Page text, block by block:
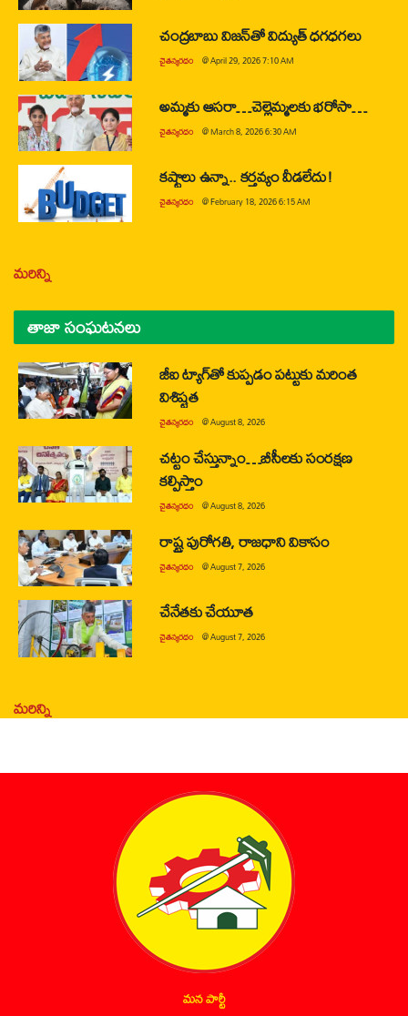
చంద్రబాబు విజన్‌తో విద్యుత్ ధగధగలు
చైతన్యరధం @April 29, 2026 7:10 AM
అమ్మకు ఆసరా…చెల్లెమ్మలకు భరోసా…
చైతన్యరధం @March 8, 2026 6:30 AM
కష్టాలు ఉన్నా.. కర్తవ్యం వీడలేదు!
చైతన్యరధం @February 18, 2026 6:15 AM
మరిన్ని
తాజా సంఘటనలు
జీఐ ట్యాగ్‌తో కుప్పడం పట్టుకు మరింత
విశిష్టత
చైతన్యరధం @August 8, 2026
చట్టం చేస్తున్నాం…బీసీలకు సంరక్షణ
కల్పిస్తాం
చైతన్యరధం @August 8, 2026
రాష్ట్ర పురోగతి, రాజధాని వికాసం
చైతన్యరధం @August 7, 2026
చేనేతకు చేయూత
చైతన్యరధం @August 7, 2026
మరిన్ని
మన పార్టీ